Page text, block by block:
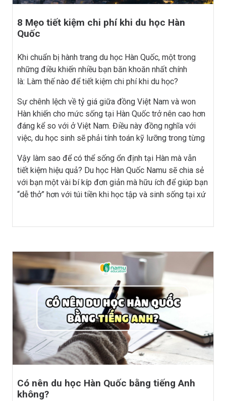
8 Mẹo tiết kiệm chi phí khi du học Hàn
Quốc
Khi chuẩn bị hành trang du học Hàn Quốc, một trong
những điều khiến nhiều bạn băn khoăn nhất chính
là: Làm thế nào để tiết kiệm chi phí khi du học?
Sự chênh lệch về tỷ giá giữa đồng Việt Nam và won
Hàn khiến cho mức sống tại Hàn Quốc trở nên cao hơn
đáng kể so với ở Việt Nam. Điều này đồng nghĩa với
việc, du học sinh sẽ phải tính toán kỹ lưỡng trong từng
hàng ngày.
Vậy làm sao để có thể sống ổn định tại Hàn mà vẫn
tiết kiệm hiệu quả? Du học Hàn Quốc Namu sẽ chia sẻ
với bạn một vài bí kíp đơn giản mà hữu ích để giúp bạn
“dễ thở” hơn với túi tiền khi học tập và sinh sống tại xứ
Có nên du học Hàn Quốc bằng tiếng Anh
không?